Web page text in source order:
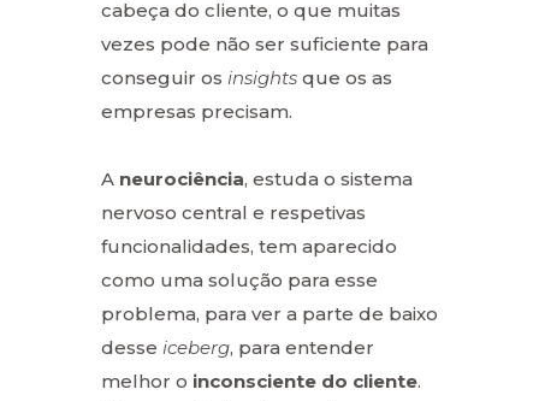
cabeça do cliente, o que muitas
vezes pode não ser suficiente para
conseguir os insights que os as
empresas precisam.
A neurociência, estuda o sistema
nervoso central e respetivas
funcionalidades, tem aparecido
como uma solução para esse
problema, para ver a parte de baixo
desse iceberg, para entender
melhor o inconsciente do cliente.